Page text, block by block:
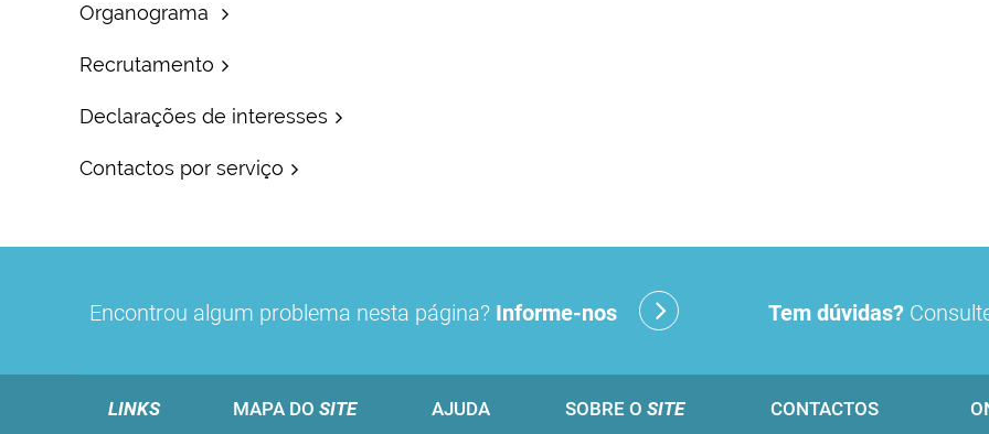
Organograma
Recrutamento
Declarações de interesses
Contactos por serviço
Encontrou algum problema nesta página? Informe-nos Tem dúvidas?
LINKS MAPA DO SITE AJUDA SOBRE O SITE CONTACTOS